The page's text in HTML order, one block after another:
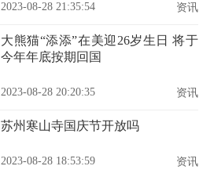
2023-08-28 21:35:54 资讯
大熊猫“添添”在美迎26岁生日 将于
今年年底按期回国
2023-08-28 20:20:35 资讯
苏州寒山寺国庆节开放吗
2023-08-28 18:53:59 资讯